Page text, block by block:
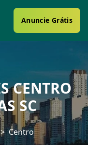
Anuncie Grátis
CENTRO
SC
Centro